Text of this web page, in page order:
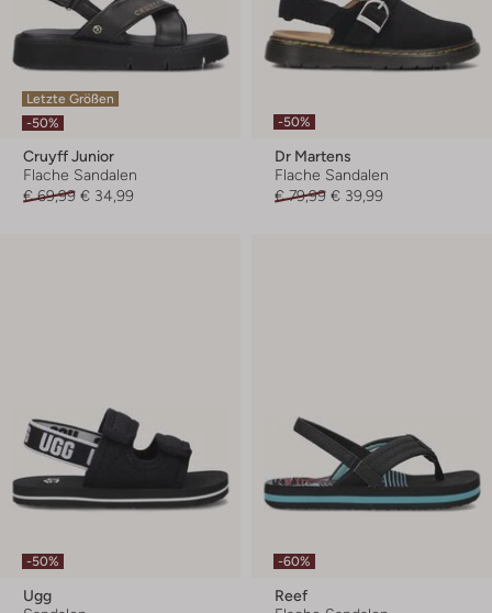
Letzte Größen
-50%
Cruyff Junior
Flache Sandalen
€ 69,99 € 34,99
-50%
Dr Martens
Flache Sandalen
€ 79,99 € 39,99
-50%
Ugg
-60%
Reef